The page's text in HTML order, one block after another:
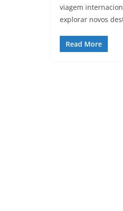
viagem
explorar novos
Read More